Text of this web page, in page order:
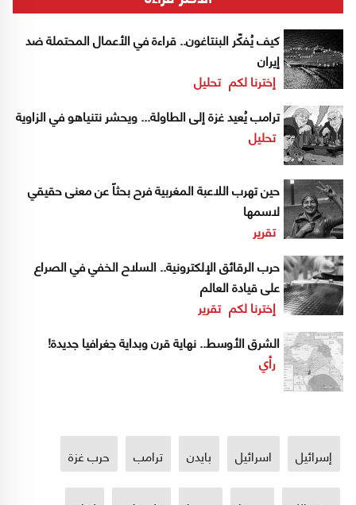
كيف يُفكّر البنتاغون.. قراءة في الأعمال المحتملة ضد
إيران
إخترنا لكم تحليل
ترامب يُعيد غزة إلى الطاولة... ويحشر نتنياهو في الزاوية
تحليل
حين تهرب اللاعبة المغربية فرح بحثاً عن معنى حقيقي
لاسمها
تقرير
حرب الرقائق الإلكترونية.. السلاح الخفي في الصراع
على قيادة العالم
إخترنا لكم تقرير
الشرق الأوسط.. نهاية قرن وبداية جغرافيا جديدة!
رأي
إسرائيل اسرائيل بايدن ترامب حرب غزة